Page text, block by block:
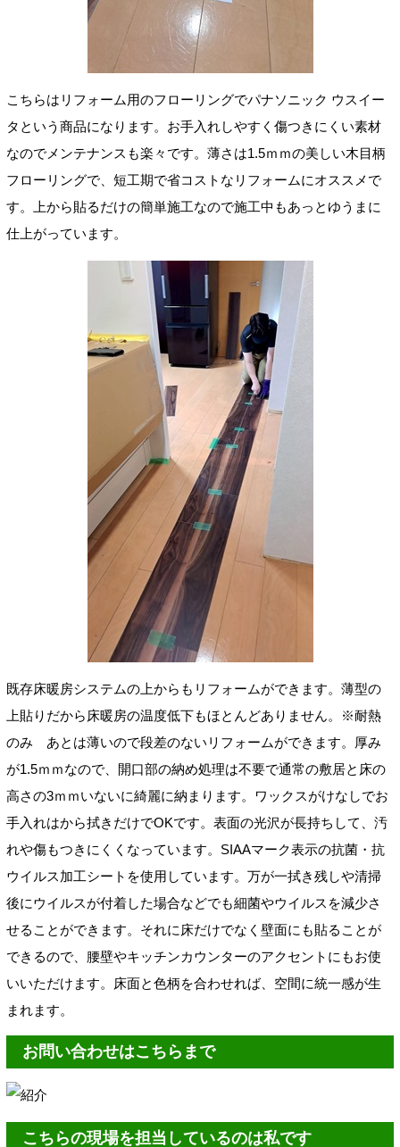
こちらはリフォーム用のフローリングでパナソニック ウスイー
タという商品になります。お手入れしやすく傷つきにくい素材
なのでメンテナンスも楽々です。薄さは1.5ｍｍの美しい木目柄
フローリングで、短工期で省コストなリフォームにオススメで
す。上から貼るだけの簡単施工なので施工中もあっとゆうまに
仕上がっています。
既存床暖房システムの上からもリフォームができます。薄型の
上貼りだから床暖房の温度低下もほとんどありません。※耐熱
のみ あとは薄いので段差のないリフォームができます。厚み
が1.5ｍｍなので、開口部の納め処理は不要で通常の敷居と床の
高さの3ｍｍいないに綺麗に納まります。ワックスがけなしでお
手入れはから拭きだけでOKです。表面の光沢が長持ちして、汚
れや傷もつきにくくなっています。SIAAマーク表示の抗菌・抗
ウイルス加工シートを使用しています。万が一拭き残しや清掃
後にウイルスが付着した場合などでも細菌やウイルスを減少さ
せることができます。それに床だけでなく壁面にも貼ることが
できるので、腰壁やキッチンカウンターのアクセントにもお使
いいただけます。床面と色柄を合わせれば、空間に統一感が生
まれます。
お問い合わせはこちらまで
こちらの現場を担当しているのは私です